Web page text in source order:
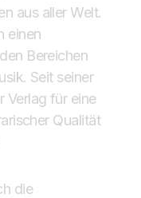
aus aller Welt.
einen
Bereichen
Seit seiner
Verlag für eine
Qualität
die